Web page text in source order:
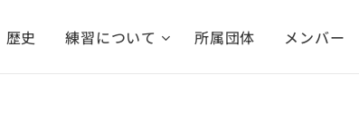
歴史 練習について 所属団体 メンバー